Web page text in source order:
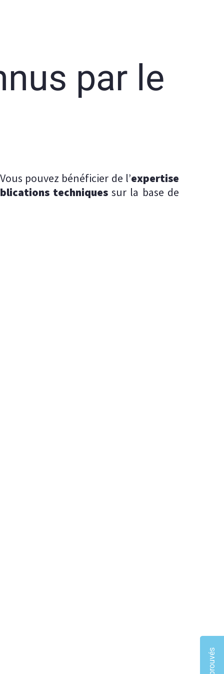
par le
pouvez bénéficier de l’expertise
techniquessur la base de